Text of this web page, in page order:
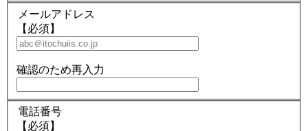
メールアドレス
【必須】
確認のため再入力
電話番号
【必須】